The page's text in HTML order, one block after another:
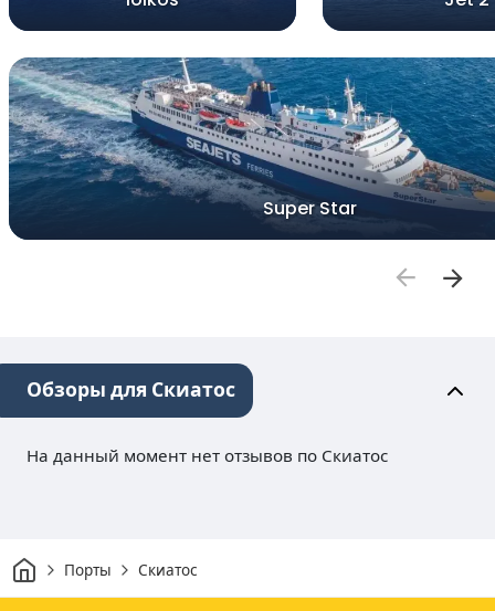
Super Star
Обзоры для Скиатос
На данный момент нет отзывов по Скиатос
ДомПорты Скиатос